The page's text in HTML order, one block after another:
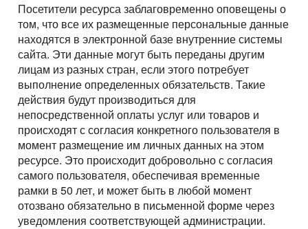
Посетители ресурса заблаговременно оповещены о
том, что все их размещенные персональные данные
находятся в электронной базе внутренние системы
сайта. Эти данные могут быть переданы другим
лицам из разных стран, если этого потребует
выполнение определенных обязательств. Такие
действия будут производиться для
непосредственной оплаты услуг или товаров и
происходят с согласия конкретного пользователя в
момент размещение им личных данных на этом
ресурсе. Это происходит добровольно с согласия
самого пользователя, обеспечивая временные
рамки в 50 лет, и может быть в любой момент
отозвано обязательно в письменной форме через
уведомления соответствующей администрации.